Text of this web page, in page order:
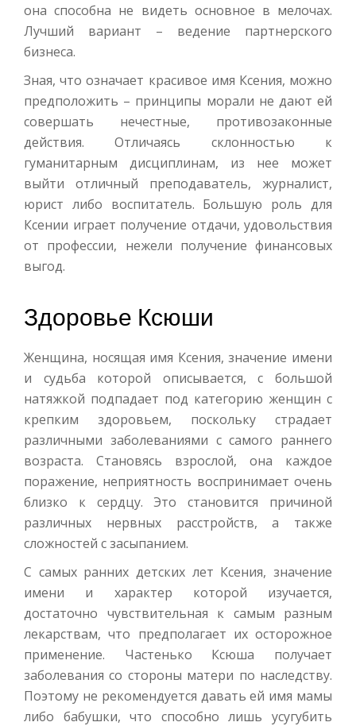
она способна не видеть основное в мелочах.
Лучший вариант – ведение партнерского
бизнеса.
Зная, что означает красивое имя Ксения, можно
предположить – принципы морали не дают ей
совершать нечестные, противозаконные
действия. Отличаясь склонностью к
гуманитарным дисциплинам, из нее может
выйти отличный преподаватель, журналист,
юрист либо воспитатель. Большую роль для
Ксении играет получение отдачи, удовольствия
от профессии, нежели получение финансовых
выгод.
Здоровье Ксюши
Женщина, носящая имя Ксения, значение имени
и судьба которой описывается, с большой
натяжкой подпадает под категорию женщин с
крепким здоровьем, поскольку страдает
различными заболеваниями с самого раннего
возраста. Становясь взрослой, она каждое
поражение, неприятность воспринимает очень
близко к сердцу. Это становится причиной
различных нервных расстройств, а также
сложностей с засыпанием.
С самых ранних детских лет Ксения, значение
имени и характер которой изучается,
достаточно чувствительная к самым разным
лекарствам, что предполагает их осторожное
применение. Частенько Ксюша получает
заболевания со стороны матери по наследству.
Поэтому не рекомендуется давать ей имя мамы
либо бабушки, что способно лишь усугубить